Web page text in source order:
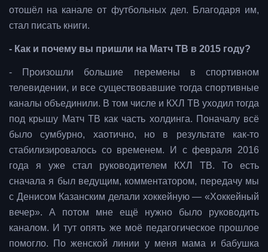
отошёл на канале от футбольных дел. Благодаря им,
стал писать книги.
- Как и почему вы пришли на Матч ТВ в 2015 году?
- Произошли большие перемены в спортивном
телевидении, и все существовавшие тогда спортивные
каналы объединили. В том числе и КХЛ ТВ уходил тогда
под крышу Матч ТВ как часть холдинга. Поначалу всё
было сумбурно, хаотично, но в результате как-то
стабилизировалось со временем. И с февраля 2016
года я уже стал руководителем КХЛ ТВ. То есть
сначала я был ведущим, комментатором, передачу мы
с Денисом Казанским делали хоккейную — «Хоккейный
вечер». А потом мне ещё нужно было руководить
каналом. И тут опять же моё педагогическое прошлое
помогло. По женской линии у меня мама и бабушка